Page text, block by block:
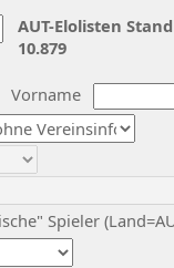
Vorname
Spieler
AUT-Elolisten
10.879